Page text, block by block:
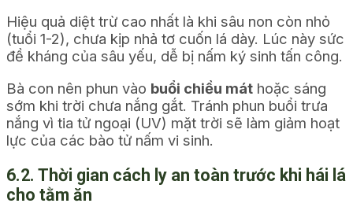
Hiệu quả diệt trừ cao nhất là khi sâu non còn nhỏ
(tuổi 1-2), chưa kịp nhả tơ cuốn lá dày. Lúc này sức
đề kháng của sâu yếu, dễ bị nấm ký sinh tấn công.
Bà con nên phun vào buổi chiều mát hoặc sáng
sớm khi trời chưa nắng gắt. Tránh phun buổi trưa
nắng vì tia tử ngoại (UV) mặt trời sẽ làm giảm hoạt
lực của các bào tử nấm vi sinh.
6.2. Thời gian cách ly an toàn trước khi hái lá
cho tằm ăn